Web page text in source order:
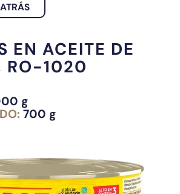
ATRÁS
EN ACEITE DE
RO-1020
g
700 g